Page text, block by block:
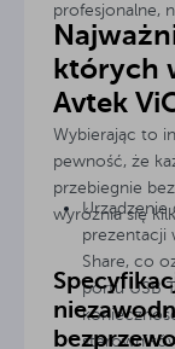
profesjonalne,
których
Avtek
Wybierając to
pewność, że
przebiegnie
wyróżnia się
Urządzenie
prezentacji
Share, co
portu USB